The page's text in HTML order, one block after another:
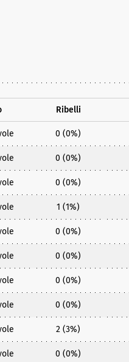
Ribelli
0 (0%)
0 (0%)
0 (0%)
1 (1%)
0 (0%)
0 (0%)
0 (0%)
0 (0%)
2 (3%)
0 (0%)